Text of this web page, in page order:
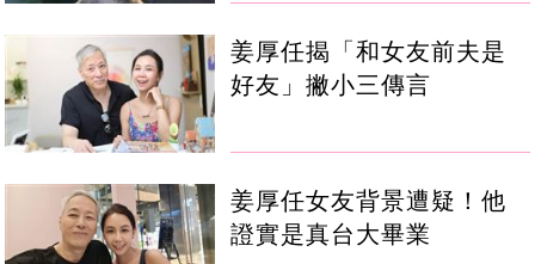
姜厚任揭「和女友前夫是
好友」撇小三傳言
姜厚任女友背景遭疑！他
證實是真台大畢業